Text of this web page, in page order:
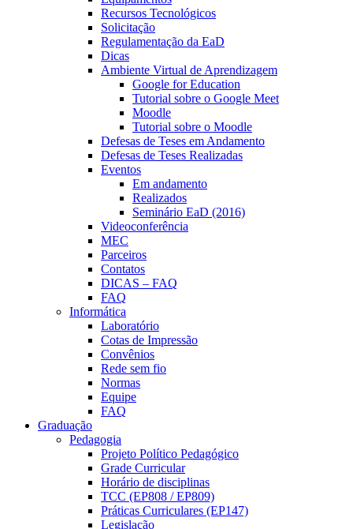
Recursos Tecnológicos
Solicitação
Regulamentação da EaD
Dicas
Ambiente Virtual de Aprendizagem
Google for Education
Tutorial sobre o Google Meet
Moodle
Tutorial sobre o Moodle
Defesas de Teses em Andamento
Defesas de Teses Realizadas
Eventos
Em andamento
Realizados
Seminário EaD (2016)
Videoconferência
MEC
Parceiros
Contatos
DICAS – FAQ
FAQ
Informática
Laboratório
Cotas de Impressão
Convênios
Rede sem fio
Normas
Equipe
FAQ
Graduação
Pedagogia
Projeto Político Pedagógico
Grade Curricular
Horário de disciplinas
TCC (EP808 / EP809)
Práticas Curriculares (EP147)
Legislação